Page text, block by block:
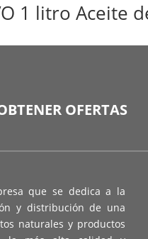
1 litro Aceite
OFERTAS
que se dedica a la
y distribución de una
naturales y productos